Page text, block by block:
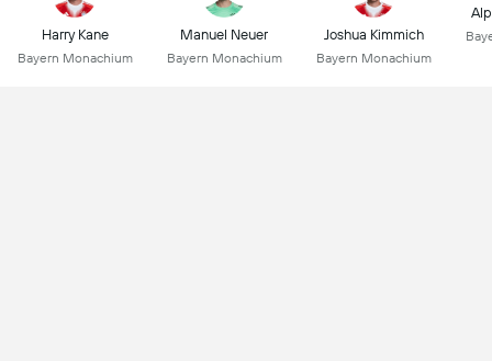
Harry Kane
Bayern Monachium
Manuel Neuer
Bayern Monachium
Joshua Kimmich
Bayern Monachium